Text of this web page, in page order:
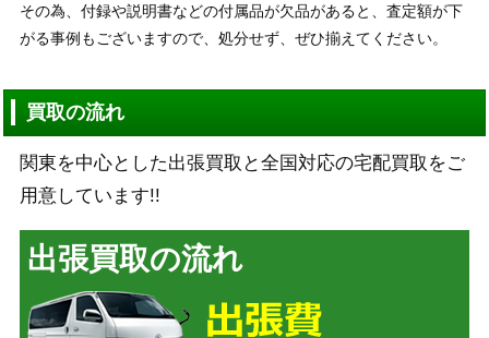
その為、付録や説明書などの付属品が欠品があると、査定額が下
がる事例もございますので、処分せず、ぜひ揃えてください。
買取の流れ
関東を中心とした出張買取と全国対応の宅配買取をご
用意しています!!
出張買取の流れ